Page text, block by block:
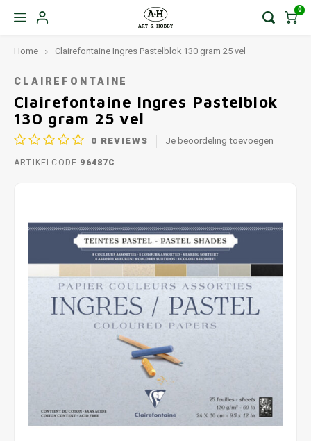
0
Home Clairefontaine Ingres Pastelblok 130 gram 25 vel
CLAIREFONTAINE
Clairefontaine Ingres Pastelblok
130 gram 25 vel
0 REVIEWS Je beoordeling toevoegen
ARTIKELCODE 96487C